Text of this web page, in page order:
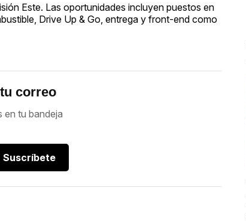
Este. Las oportunidades incluyen puestos en
Drive Up & Go, entrega y front-end como
correo
en tu bandeja
Suscríbete